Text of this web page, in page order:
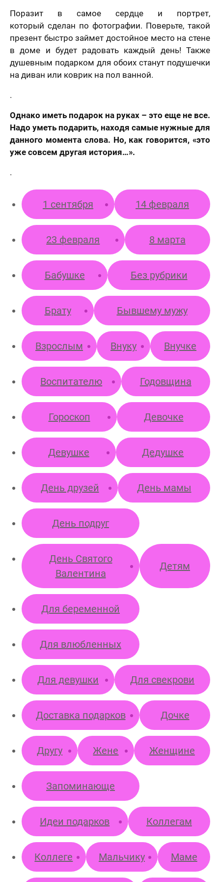
Поразит в самое сердце и портрет,
который сделан по фотографии. Поверьте, такой
презент быстро займет достойное место на стене
в доме и будет радовать каждый день! Также
душевным подарком для обоих станут подушечки
на диван или коврик на пол ванной.
.
Однако иметь подарок на руках – это еще не все.
Надо уметь подарить, находя самые нужные для
данного момента слова. Но, как говорится, «это
уже совсем другая история…».
.
1 сентября 14 февраля
23 февраля 8 марта
Бабушке Без рубрики
Брату Бывшему мужу
Взрослым Внуку Внучке
Воспитателю Годовщина
Гороскоп Девочке
Девушке Дедушке
День друзей День мамы
День подруг
День Святого
Валентина
Детям
Для беременной
Для влюбленных
Для девушки Для свекрови
Доставка подарков Дочке
Другу Жене Женщине
Запоминающе
Идеи подарков Коллегам
Коллеге Мальчику Маме